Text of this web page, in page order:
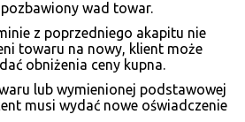
wad towar.
z poprzedniego akapitu nie
towaru na nowy, klient może
obniżenia ceny kupna.
lub wymienionej podstawowej
musi wydać nowe oświadczenie